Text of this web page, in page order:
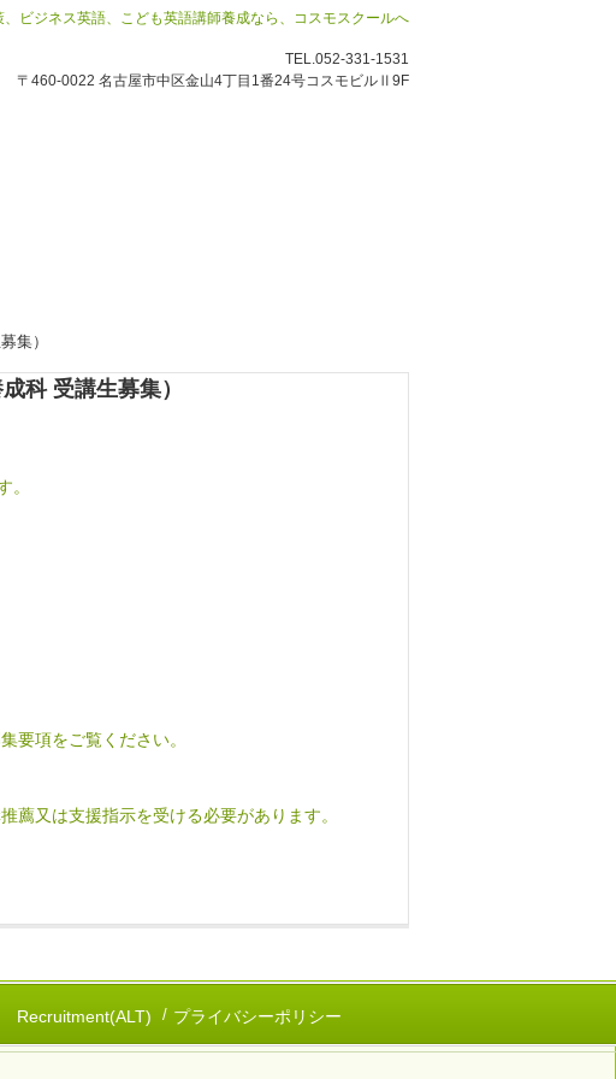
ビジネス英語、こども英語講師養成なら、コスモスクールへ
TEL.052-331-1531
〒460-0022 名古屋市中区金山4丁目1番24号コスモビルⅡ9F
集）
科 受講生募集）
。
要項をご覧ください。
又は支援指示を受ける必要があります。
Recruitment(ALT) プライバシーポリシー